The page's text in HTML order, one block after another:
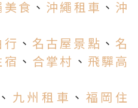
美食 、 沖繩租車 、 沖
、 名古屋景點 、 名
、 合掌村 、 飛驒高
、 九州租車 、 福岡住